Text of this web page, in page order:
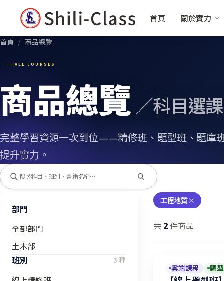
首頁 關於實力
首頁 / 商品總覽
ALL COURSES
商品總覽 ／科目選課
完整學習資源一次到位——精修班、題型班、題庫
提升實力。
部門
全部部門
土木部
班別 3 種
工程地質×
共 2 件商品
雲端課程 題